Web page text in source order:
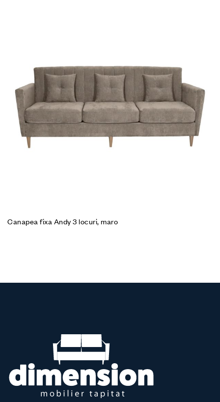
Canapea fixa Andy 3 locuri, maro